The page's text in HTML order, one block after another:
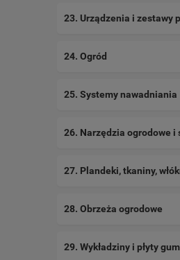
23. Urządzenia i zestawy
24. Ogród
25. Systemy nawadniania
26. Narzędzia ogrodowe i
27. Plandeki, tkaniny,
28. Obrzeża ogrodowe
29. Wykładziny i płyty